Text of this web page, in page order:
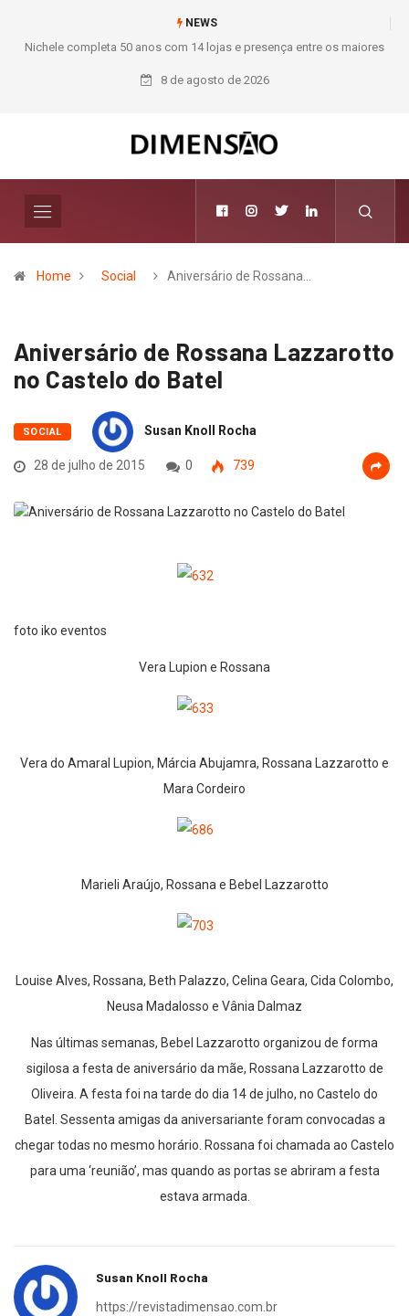
NEWS
Moda deixa de seguir tendências e passa a contar histórias; Forward
aposta na curadoria como novo luxo
8 de agosto de 2026
Home Social Aniversário de Rossana…
Aniversário de Rossana Lazzarotto
no Castelo do Batel
SOCIAL Susan Knoll Rocha
28 de julho de 2015 0 739
foto iko eventos
Vera Lupion e Rossana
Vera do Amaral Lupion, Márcia Abujamra, Rossana Lazzarotto e
Mara Cordeiro
Marieli Araújo, Rossana e Bebel Lazzarotto
Louise Alves, Rossana, Beth Palazzo, Celina Geara, Cida Colombo,
Neusa Madalosso e Vânia Dalmaz
Nas últimas semanas, Bebel Lazzarotto organizou de forma
sigilosa a festa de aniversário da mãe, Rossana Lazzarotto de
Oliveira. A festa foi na tarde do dia 14 de julho, no Castelo do
Batel. Sessenta amigas da aniversariante foram convocadas a
chegar todas no mesmo horário. Rossana foi chamada ao Castelo
para uma ‘reunião’, mas quando as portas se abriram a festa
estava armada.
Susan Knoll Rocha
https://revistadimensao.com.br